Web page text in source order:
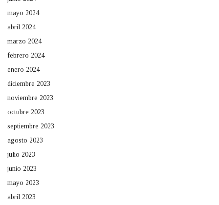
mayo 2024
abril 2024
marzo 2024
febrero 2024
enero 2024
diciembre 2023
noviembre 2023
octubre 2023
septiembre 2023
agosto 2023
julio 2023
junio 2023
mayo 2023
abril 2023